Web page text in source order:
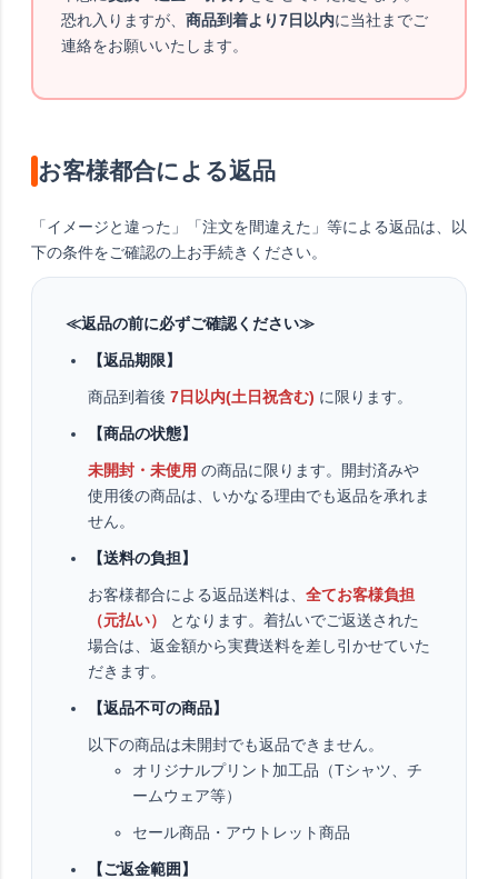
恐れ入りますが、 商品到着より7日以内に当社までご
連絡をお願いいたします。
お客様都合による返品
「イメージと違った」「注文を間違えた」等による返品は、以
下の条件をご確認の上お手続きください。
≪返品の前に必ずご確認ください≫
【返品期限】
商品到着後 7日以内(土日祝含む) に限ります。
【商品の状態】
未開封・未使用 の商品に限ります。開封済みや
使用後の商品は、いかなる理由でも返品を承れま
せん。
【送料の負担】
お客様都合による返品送料は、 全てお客様負担
（元払い）
となります。着払いでご返送された
場合は、返金額から実費送料を差し引かせていた
だきます。
【返品不可の商品】
以下の商品は未開封でも返品できません。
オリジナルプリント加工品（Tシャツ、チ
ームウェア等）
セール商品・アウトレット商品
【ご返金範囲】